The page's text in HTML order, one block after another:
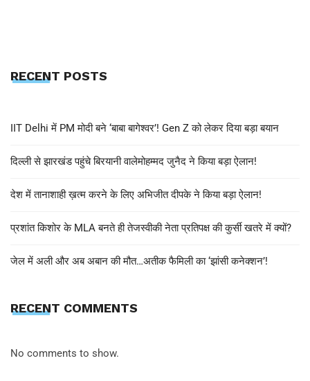
RECENT POSTS
IIT Delhi में PM मोदी बने ‘बाबा बागेश्वर’! Gen Z को लेकर दिया बड़ा बयान
दिल्ली से झारखंड पहुंचे बिरयानी वालेमोहम्मद जुनैद ने किया बड़ा ऐलान!
देश में तानाशाही ख़त्म करने के लिए अभिजीत दीपके ने किया बड़ा ऐलान!
प्रशांत किशोर के MLA बनते ही तेजस्वीकी नेता प्रतिपक्ष की कुर्सी खतरे में क्यों?
जेल में अली और अब अबान की मौत…अतीक फैमिली का ‘झांसी कनेक्शन’!
RECENT COMMENTS
No comments to show.